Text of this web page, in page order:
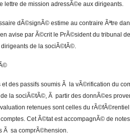
lettre de mission adressÃ©e aux dirigeants.
dÃ©signÃ© estime au contraire Ãªtre
avise par Ã©crit le PrÃ©sident du tribunal
de la sociÃ©tÃ©.
des passifs soumis Ã la vÃ©rification du
la sociÃ©tÃ©, Ã partir des donnÃ©es
retenues sont celles du
Cet Ã©tat est accompagnÃ© de
Ã sa comprÃ©hension.